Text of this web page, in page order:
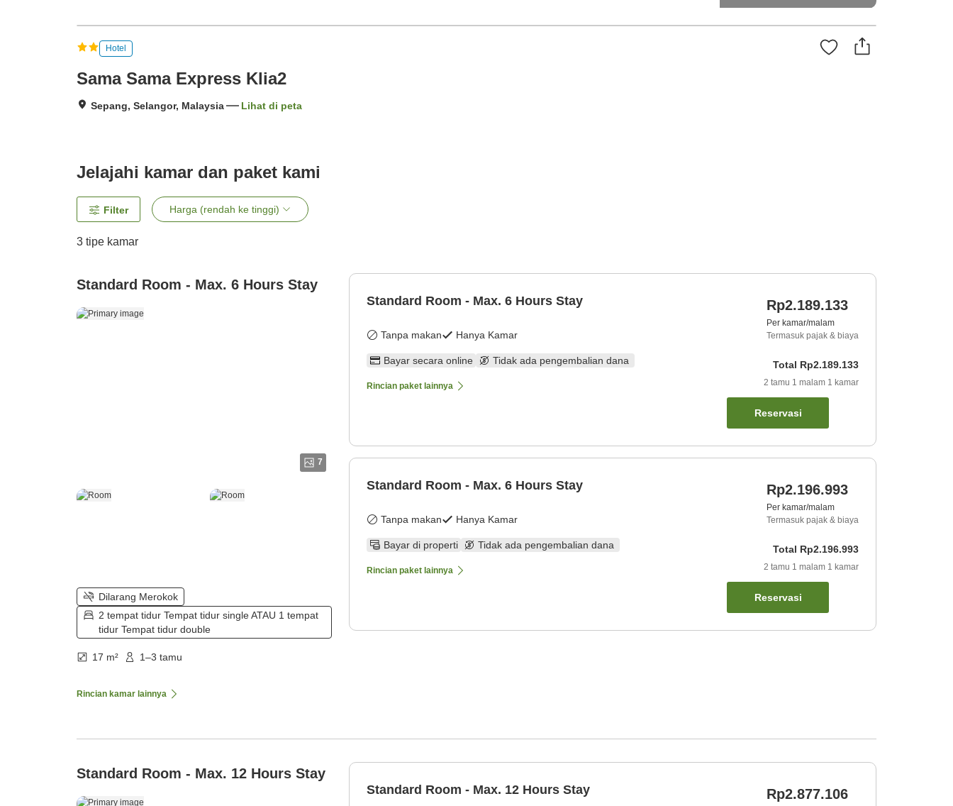
Hotel
Sama Sama Express Klia2
Sepang, Selangor, Malaysia Lihat di peta
Jelajahi kamar dan paket kami
Filter Harga (rendah ke tinggi)
3 tipe kamar
Standard Room - Max. 6 Hours Stay
7
Dilarang Merokok
2 tempat tidur Tempat tidur single ATAU 1 tempat
tidur Tempat tidur double
17 m² 1–3 tamu
Rincian kamar lainnya
Standard Room - Max. 6 Hours Stay
Tanpa makan Hanya Kamar
Bayar secara online Tidak ada pengembalian dana
Rincian paket lainnya
Rp2.189.133
Per kamar/malam
Termasuk pajak & biaya
Total Rp2.189.133
2 tamu 1 malam 1 kamar
Reservasi
Standard Room - Max. 6 Hours Stay
Tanpa makan Hanya Kamar
Bayar di properti Tidak ada pengembalian dana
Rincian paket lainnya
Rp2.196.993
Per kamar/malam
Termasuk pajak & biaya
Total Rp2.196.993
2 tamu 1 malam 1 kamar
Reservasi
Standard Room - Max. 12 Hours Stay
Standard Room - Max. 12 Hours Stay Rp2.877.106